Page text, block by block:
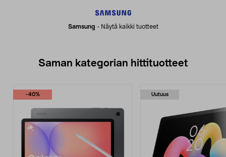
Samsung - Näytä kaikki tuotteet
Saman kategorian hittituotteet
-40% Uutuus